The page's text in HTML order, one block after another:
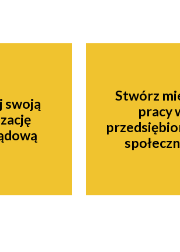
swoją
Stwórz
pracy